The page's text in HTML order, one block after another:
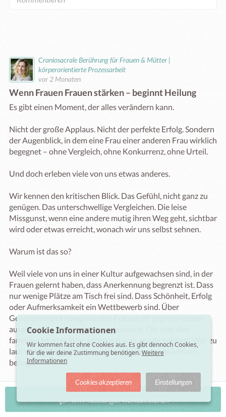
Im Messenger kontaktieren
Craniosacrale Berührung für Frauen & Mütter |
körperorientierte Prozessarbeit
vor 2 Monaten
Wenn Frauen Frauen stärken – beginnt Heilung
Es gibt einen Moment, der alles verändern kann.
Nicht der große Applaus. Nicht der perfekte Erfolg. Sondern
der Augenblick, in dem eine Frau einer anderen Frau wirklich
begegnet – ohne Vergleich, ohne Konkurrenz, ohne Urteil.
Und doch erleben viele von uns etwas anderes.
Wir kennen den kritischen Blick. Das Gefühl, nicht ganz zu
genügen. Das unterschwellige Vergleichen. Die leise
Missgunst, wenn eine andere mutig ihren Weg geht, sichtbar
wird oder etwas erreicht, wonach wir uns selbst sehnen.
Warum ist das so?
Weil viele von uns in einer Kultur aufgewachsen sind, in der
Frauen gelernt haben, dass Anerkennung begrenzt ist. Dass
nur wenige Plätze am Tisch frei sind. Dass Schönheit, Erfolg
oder Aufmerksamkeit ein Wettbewerb sind. Über
Generationen hinweg wurden Frauen oft gegeneinander
ausgespielt – bewusst oder unbewusst. Oft sind dies
familiäre Muster. Wer angepasst war, wurde belohnt. Wer zu
laut war, galt als schwierig. Wer strahlte, wurde kritisch
beäugt.
Aus solchen Erfahrungen entstehen Wunden.
Und verletzte Menschen vergleichen sich häufiger. Sie
Cookie Informationen
Wir kommen fast ohne Cookies aus. Es gibt dennoch Cookies,
für die wir deine Zustimmung benötigen.Weitere
Informationen
Cookies akzeptieren Einstellungen